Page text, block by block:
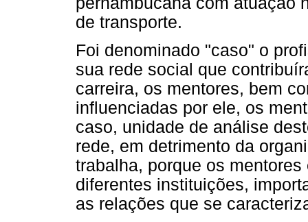
de transporte.
Foi denominado "caso" o
sua rede social que
carreira, os mentores, bem
influenciadas por ele, os
caso, unidade de análise
rede, em detrimento da
trabalha, porque os
diferentes instituições,
as relações que se